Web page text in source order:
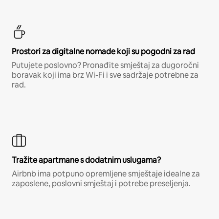
Prostori za digitalne nomade koji su pogodni za rad
Putujete poslovno? Pronađite smještaj za dugoročni
boravak koji ima brz Wi-Fi i sve sadržaje potrebne za
rad.
Tražite apartmane s dodatnim uslugama?
Airbnb ima potpuno opremljene smještaje idealne za
zaposlene, poslovni smještaj i potrebe preseljenja.